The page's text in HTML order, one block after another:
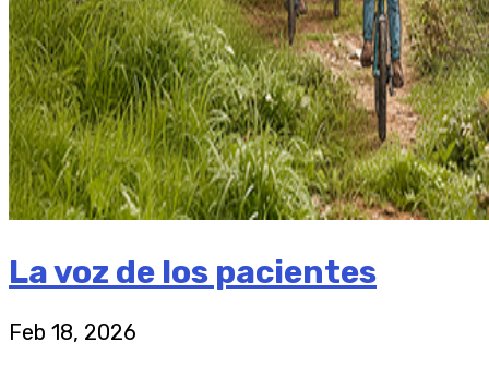
La voz de los pacientes
Feb 18, 2026